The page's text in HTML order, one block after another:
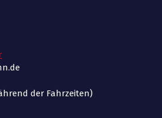
der Fahrzeiten)